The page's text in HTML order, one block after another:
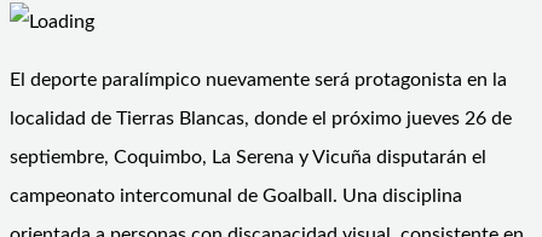
El deporte paralímpico nuevamente será protagonista en la
localidad de Tierras Blancas, donde el próximo jueves 26 de
septiembre, Coquimbo, La Serena y Vicuña disputarán el
campeonato intercomunal de Goalball. Una disciplina